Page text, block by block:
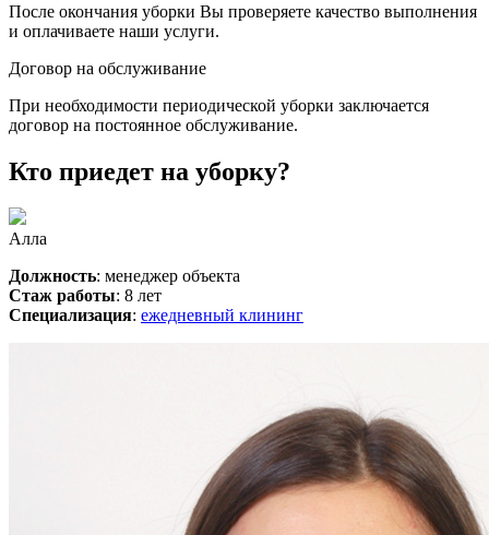
После окончания уборки Вы проверяете качество выполнения
и оплачиваете наши услуги.
Договор на обслуживание
При необходимости периодической уборки заключается
договор на постоянное обслуживание.
Кто приедет на уборку?
Алла
Должность: менеджер объекта
Стаж работы: 8 лет
Специализация: ежедневный клининг